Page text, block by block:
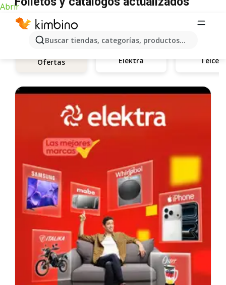
Abrir
Buscar tiendas, categorías, productos...
Ofertas Elektra Telcel